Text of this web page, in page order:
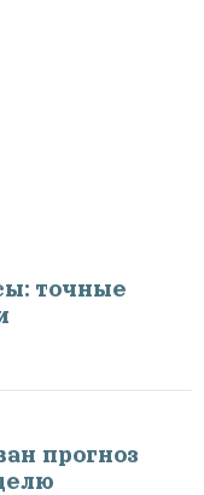
точные
прогноз